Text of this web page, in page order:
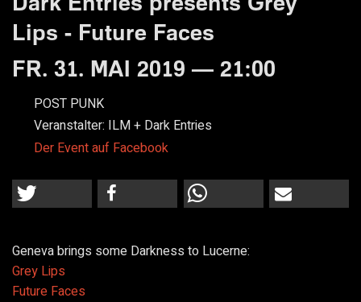
Lips - Future Faces
FR. 31. MAI 2019 — 21:00
POST PUNK
Veranstalter: ILM + Dark Entries
Der Event auf Facebook
Geneva brings some Darkness to Lucerne:
Grey Lips
Future Faces